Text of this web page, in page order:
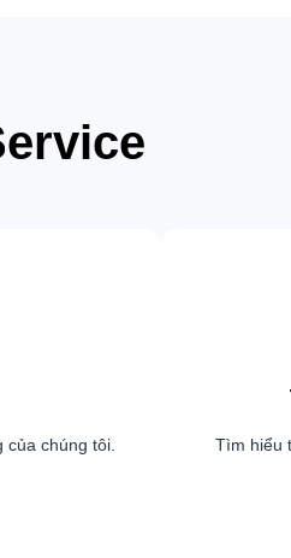
của chúng tôi.
Tìm hiểu